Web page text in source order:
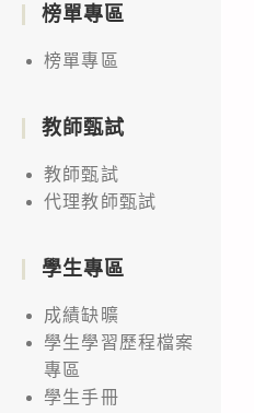
榜單專區
榜單專區
教師甄試
教師甄試
代理教師甄試
學生專區
成績缺曠
學生學習歷程檔案
專區
學生手冊